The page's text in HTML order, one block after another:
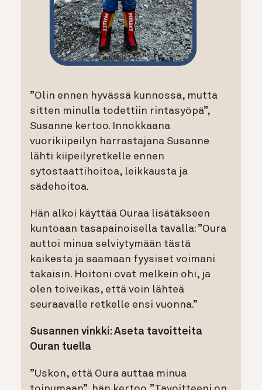
”Olin ennen hyvässä kunnossa, mutta
sitten minulla todettiin rintasyöpä”,
Susanne kertoo. Innokkaana
vuorikiipeilyn harrastajana Susanne
lähti kiipeilyretkelle ennen
sytostaattihoitoa, leikkausta ja
sädehoitoa.
Hän alkoi käyttää Ouraa lisätäkseen
kuntoaan tasapainoisella tavalla: ”Oura
auttoi minua selviytymään tästä
kaikesta ja saamaan fyysiset voimani
takaisin. Hoitoni ovat melkein ohi, ja
olen toiveikas, että voin lähteä
seuraavalle retkelle ensi vuonna.”
Susannen vinkki: Aseta tavoitteita
Ouran tuella
”Uskon, että Oura auttaa minua